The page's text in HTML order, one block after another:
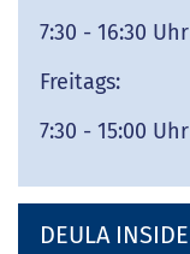
7:30 - 16:30 Uhr
Freitags:
7:30 - 15:00 Uhr
DEULA INSIDE